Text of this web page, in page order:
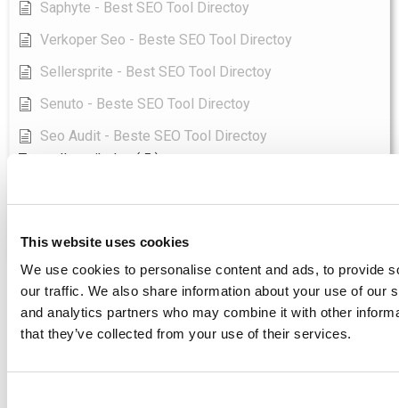
This website uses cookies
We use cookies to personalise content and ads, to provide
our traffic. We also share information about your use of our
and analytics partners who may combine it with other
that they’ve collected from your use of their services.
Saphyte - Best SEO Tool Directoy
Verkoper Seo - Beste SEO Tool Directoy
Sellersprite - Best SEO Tool Directoy
Senuto - Beste SEO Tool Directoy
Seo Audit - Beste SEO Tool Directoy
Toon alle artikelen
( 5 )
Toegang tot Voorbeeld
SEO GAP Analyse